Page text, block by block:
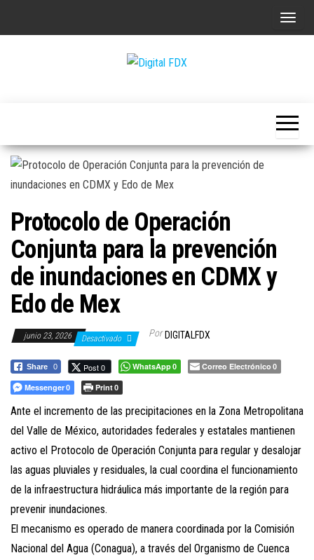
A
n
a
Protocolo de Operación
Conjunta para la prevención
de inundaciones en CDMX y
Edo de Mex
junio 23, 2026 Desactivado Por DIGITALFDX
Share 0 Post 0 WhatsApp0 Correo Electrónico 0
Messenger0 Print0
Ante el incremento de las precipitaciones en la Zona Metropolitana
del Valle de México, autoridades federales y estatales mantienen
activo el Protocolo de Operación Conjunta para regular y desalojar
las aguas pluviales y residuales, la cual coordina el funcionamiento
de la infraestructura hidráulica más importante de la región para
prevenir inundaciones.
El mecanismo es operado de manera coordinada por la Comisión
Nacional del Agua (Conagua), a través del Organismo de Cuenca